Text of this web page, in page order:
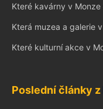
Které kavárny v
Která muzea a galerie
Které kulturní akce v
Poslední články z